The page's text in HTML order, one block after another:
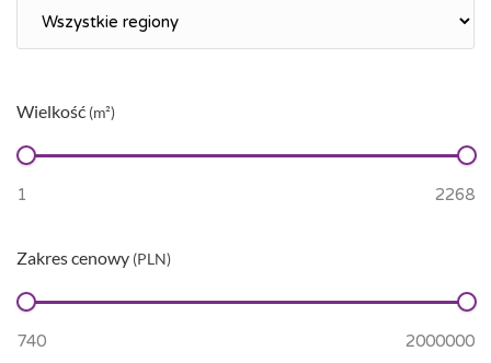
Wielkość (m²)
Zakres cenowy (PLN)